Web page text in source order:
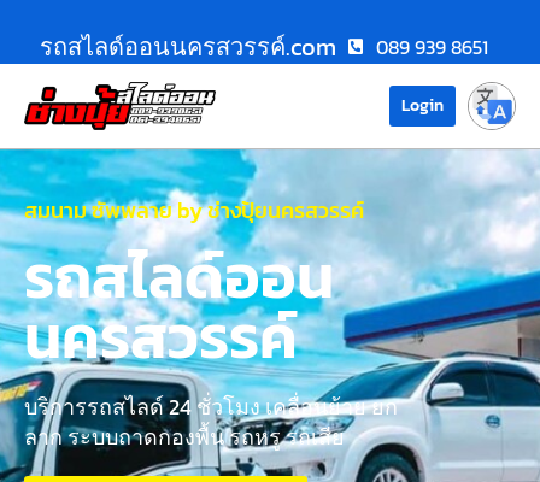
รถสไลด์ออนนครสวรรค์.com 089 939 8651
Login
สมนาม ซัพพลาย by ช่างปุ้ยนครสวรรค์
รถสไลด์ออน
นครสวรรค์
บริการรถสไลด์ 24 ชั่วโมง เคลื่อนย้าย ยก
ลาก ระบบถาดกองพื้น รถหรู รถเสีย